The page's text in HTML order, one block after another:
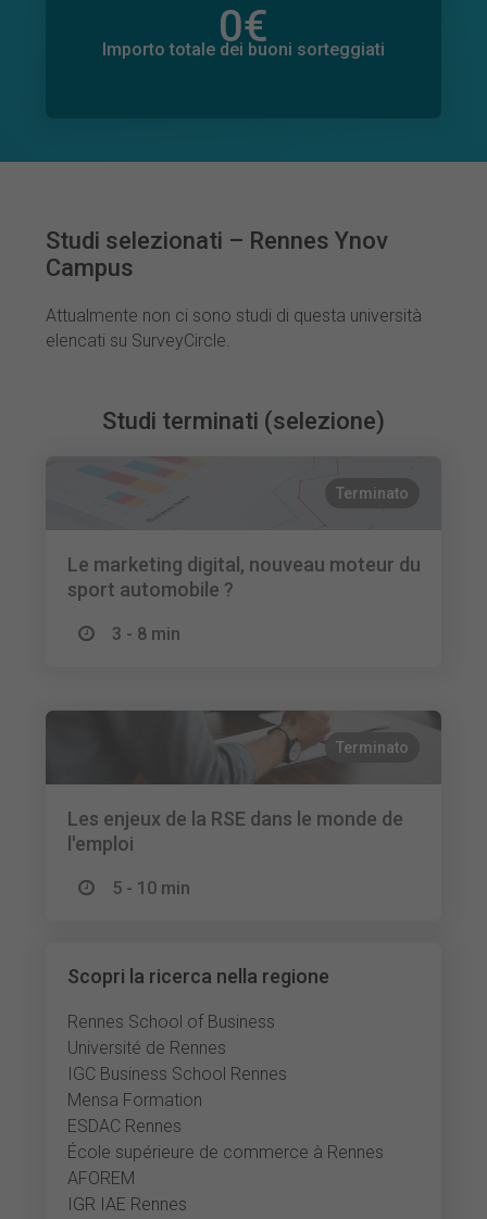
0€
Importo totale dei buoni sorteggiati
0€
Importo totale delle donazioni promesse
Studi selezionati – Rennes Ynov
Campus
Attualmente non ci sono studi di questa università
elencati su SurveyCircle.
Studi terminati (selezione)
Terminato
Le marketing digital, nouveau moteur du
sport automobile ?
3 - 8 min
Terminato
Les enjeux de la RSE dans le monde de
l'emploi
5 - 10 min
Scopri la ricerca nella regione
Rennes School of Business
Université de Rennes
IGC Business School Rennes
Mensa Formation
ESDAC Rennes
École supérieure de commerce à Rennes
AFOREM
IGR IAE Rennes